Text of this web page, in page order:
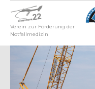
Verein zur Förderung der
Notfallmedizin